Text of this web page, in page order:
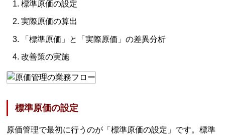
標準原価の設定
実際原価の算出
「標準原価」と「実際原価」の差異分析
改善策の実施
標準原価の設定
原価管理で最初に行うのが「標準原価の設定」です。標準